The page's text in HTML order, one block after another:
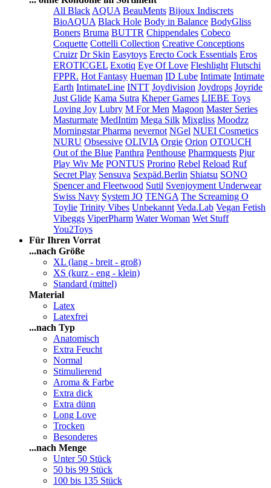
All Black AQUA BeauMents Bijoux Indiscrets
BioAQUA Black Hole Body in Balance BodyGliss
Boners Bruma BUTTR Chippendales Cobeco
Coquette Cottelli Collection Creative Conceptions
Cruizr Dr Skin Easytoys Erecto Cock Essentials Eros
EROTICGEL Exotiq Eye Of Love Fleshlight Flutschi
FPPR. Hot Fantasy Hueman ID Lube Intimate Intimate
Earth IntimateLine INTT Joydivision Joydrops Joyride
Just Glide Kama Sutra Kheper Games LIEBE Toys
Loving Joy Lubry M For Men Magoon Master Series
Masturmate MedIntim Mega Silk Mixgliss Moodzz
Morningstar Pharma nevernot NGel NUEI Cosmetics
NURU Obsessive OLIVIA Orgie Orion OTOUCH
Out of the Blue Panthra Penthouse Pharmquests Pjur
Play Wiv Me PONTUS Prorino Rebel Reload Ruf
Secret Play Sensuva Sexpäd.Berlin Shiatsu SONO
Spencer and Fleetwood Sutil Svenjoyment Underwear
Swiss Navy System JO TENGA The Screaming O
Toylie Trinity Vibes Unbekannt Veda.Lab Vegan Fetish
Vibeggs ViperPharm Water Woman Wet Stuff
You2Toys
Für Ihren Vorrat
...nach Größe
XL (lang - breit - groß)
XS (kurz - eng - klein)
Standard (mittel)
Material
Latex
Latexfrei
...nach Typ
Anatomisch
Extra Feucht
Normal
Stimulierend
Aroma & Farbe
Extra dick
Extra dünn
Long Love
Trocken
Besonderes
...nach Menge
Unter 50 Stück
50 bis 99 Stück
100 bis 135 Stück